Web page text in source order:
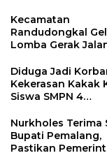
Kecamatan
Randudongkal
Lomba Gerak
HUT RI ke-81
Diduga Jadi
Kekerasan Kakak
Siswa SMPN 4
Dunia
Nurkholes Terima
Bupati Pemalang,
Pastikan